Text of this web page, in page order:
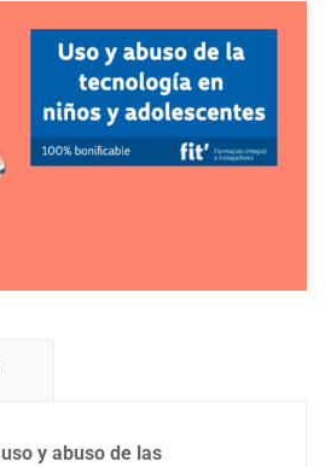
uso y abuso de las